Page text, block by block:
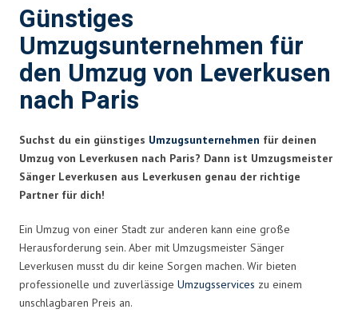
Günstiges
Umzugsunternehmen für
den Umzug von Leverkusen
nach Paris
Suchst du ein günstiges Umzugsunternehmen für deinen
Umzug von Leverkusen nach Paris? Dann ist Umzugsmeister
Sänger Leverkusen aus Leverkusen genau der richtige
Partner für dich!
Ein Umzug von einer Stadt zur anderen kann eine große
Herausforderung sein. Aber mit Umzugsmeister Sänger
Leverkusen musst du dir keine Sorgen machen. Wir bieten
professionelle und zuverlässige Umzugsservices zu einem
unschlagbaren Preis an.